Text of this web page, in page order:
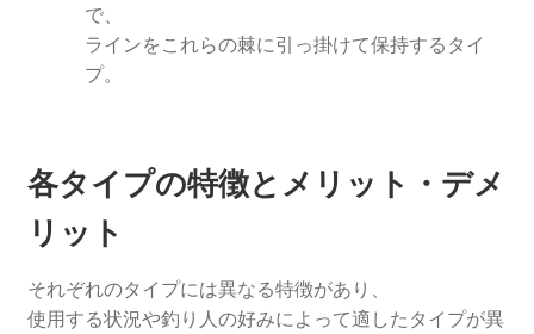
で、
ラインをこれらの棘に引っ掛けて保持するタイ
プ。
各タイプの特徴とメリット・デメ
リット
それぞれのタイプには異なる特徴があり、
使用する状況や釣り人の好みによって適したタイプが異